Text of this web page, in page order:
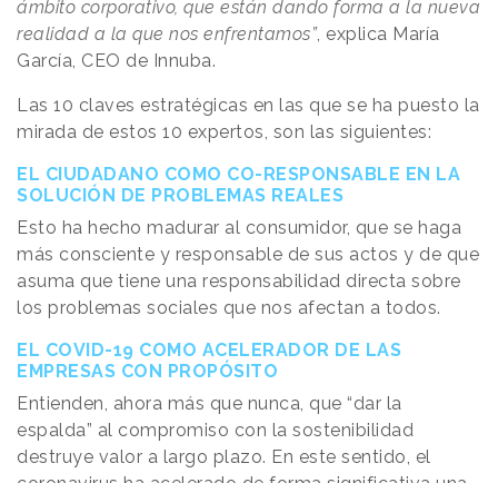
ámbito corporativo, que están dando forma a la nueva
realidad a la que nos enfrentamos”, explica María
García, CEO de Innuba.
Las 10 claves estratégicas en las que se ha puesto la
mirada de estos 10 expertos, son las siguientes:
EL CIUDADANO COMO CO-RESPONSABLE EN LA
SOLUCIÓN DE PROBLEMAS REALES
Esto ha hecho madurar al consumidor, que se haga
más consciente y responsable de sus actos y de que
asuma que tiene una responsabilidad directa sobre
los problemas sociales que nos afectan a todos.
EL COVID-19 COMO ACELERADOR DE LAS
EMPRESAS CON PROPÓSITO
Entienden, ahora más que nunca, que “dar la
espalda” al compromiso con la sostenibilidad
destruye valor a largo plazo. En este sentido, el